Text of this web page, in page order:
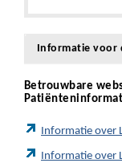
Informatie voor
Betrouwbare
Informatie over
Informatie over